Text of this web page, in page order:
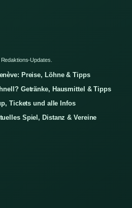
Updates.
Preise, Löhne & Tipps
Getränke, Hausmittel & Tipps
Tickets und alle Infos
Spiel, Distanz & Vereine